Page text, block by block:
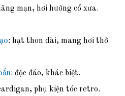
mạn, hơi hướng cổ xưa.
: hạt thon dài, mang hơi thở
: độc đáo, khác biệt.
phụ kiện tóc retro.